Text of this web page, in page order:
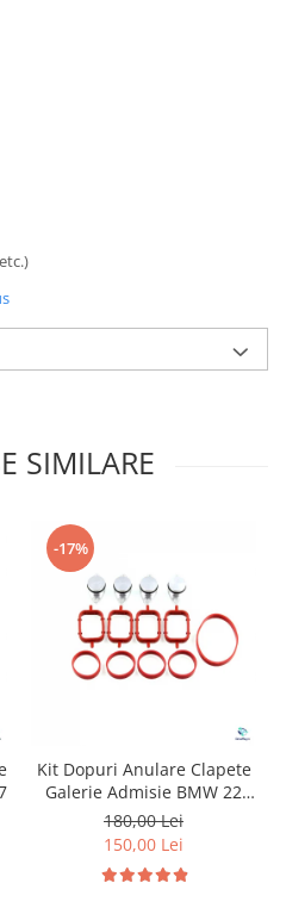
SIMILARE
-17%
Kit Dopuri Anulare Clapete
Galerie Admisie BMW 22
mm cod motor M47
180,00 Lei
150,00 Lei